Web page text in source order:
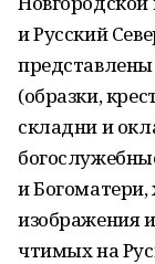
и Русский
(образки,
складни и
и Богоматери,
изображения
чтимых на